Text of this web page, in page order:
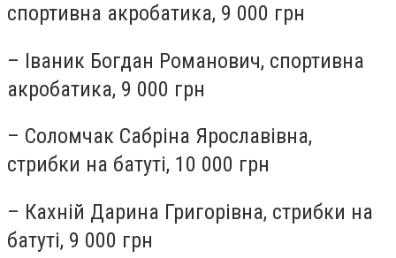
спортивна акробатика, 9 000 грн
– Іваник Богдан Романович, спортивна
акробатика, 9 000 грн
– Соломчак Сабріна Ярославівна,
стрибки на батуті, 10 000 грн
– Кахній Дарина Григорівна, стрибки на
батуті, 9 000 грн